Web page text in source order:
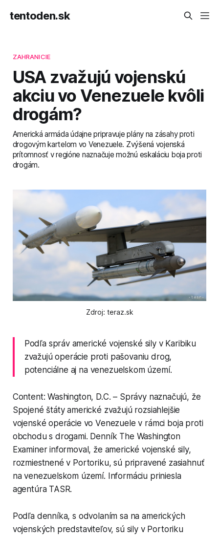
tentoden.sk
ZAHRANICIE
USA zvažujú vojenskú
akciu vo Venezuele kvôli
drogám?
Americká armáda údajne pripravuje plány na zásahy proti
drogovým kartelom vo Venezuele. Zvýšená vojenská
prítomnosť v regióne naznačuje možnú eskaláciu boja proti
drogám.
Zdroj: teraz.sk
Podľa správ americké vojenské sily v Karibiku
zvažujú operácie proti pašovaniu drog,
potenciálne aj na venezuelskom území.
Content: Washington, D.C. – Správy naznačujú, že
Spojené štáty americké zvažujú rozsiahlejšie
vojenské operácie vo Venezuele v rámci boja proti
obchodu s drogami. Denník The Washington
Examiner informoval, že americké vojenské sily,
rozmiestnené v Portoriku, sú pripravené zasiahnuť
na venezuelskom území. Informáciu priniesla
agentúra TASR.
Podľa denníka, s odvolaním sa na amerických
vojenských predstaviteľov, sú sily v Portoriku